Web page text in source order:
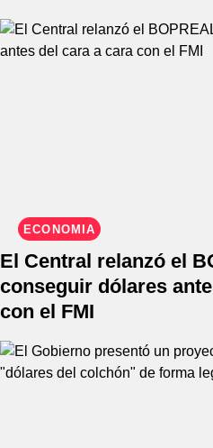
ECONOMIA
El Central relanzó el
conseguir dólares
con el FMI